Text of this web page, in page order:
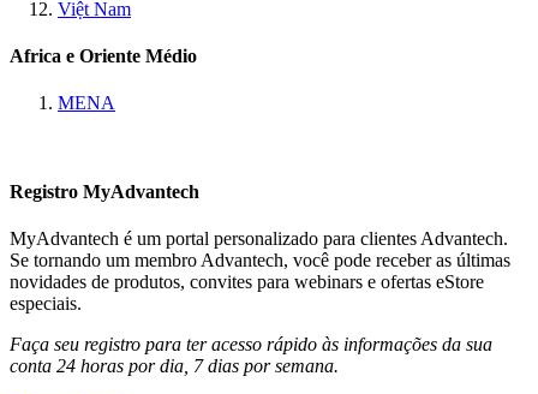
Việt Nam
Africa e Oriente Médio
MENA
Registro MyAdvantech
MyAdvantech é um portal personalizado para clientes Advantech.
Se tornando um membro Advantech, você pode receber as últimas
novidades de produtos, convites para webinars e ofertas eStore
especiais.
Faça seu registro para ter acesso rápido às informações da sua
conta 24 horas por dia, 7 dias por semana.